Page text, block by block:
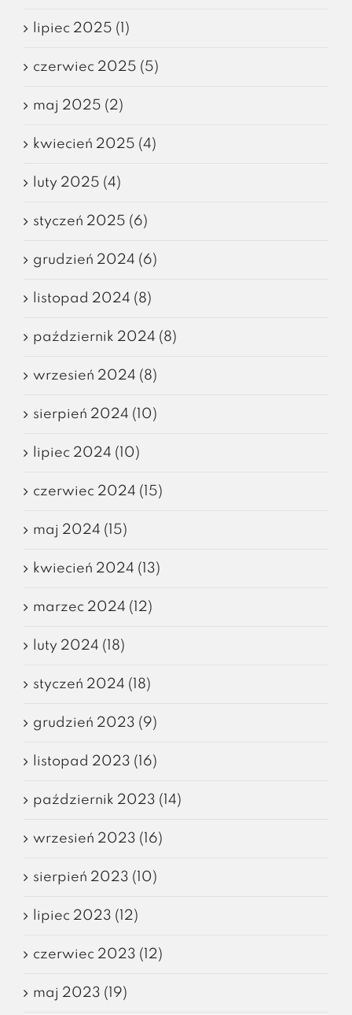
lipiec 2025 (1)
czerwiec 2025 (5)
maj 2025 (2)
kwiecień 2025 (4)
luty 2025 (4)
styczeń 2025 (6)
grudzień 2024 (6)
listopad 2024 (8)
październik 2024 (8)
wrzesień 2024 (8)
sierpień 2024 (10)
lipiec 2024 (10)
czerwiec 2024 (15)
maj 2024 (15)
kwiecień 2024 (13)
marzec 2024 (12)
luty 2024 (18)
styczeń 2024 (18)
grudzień 2023 (9)
listopad 2023 (16)
październik 2023 (14)
wrzesień 2023 (16)
sierpień 2023 (10)
lipiec 2023 (12)
czerwiec 2023 (12)
maj 2023 (19)